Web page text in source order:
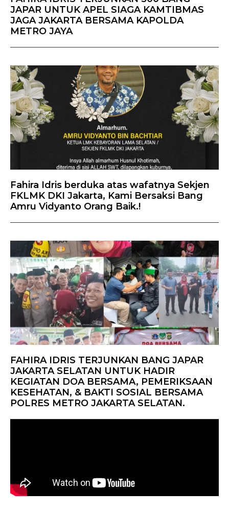
JAPAR UNTUK APEL SIAGA KAMTIBMAS
JAGA JAKARTA BERSAMA KAPOLDA
METRO JAYA
Fahira Idris berduka atas wafatnya Sekjen
FKLMK DKI Jakarta, Kami Bersaksi Bang
Amru Vidyanto Orang Baik.!
FAHIRA IDRIS TERJUNKAN BANG JAPAR
JAKARTA SELATAN UNTUK HADIR
KEGIATAN DOA BERSAMA, PEMERIKSAAN
KESEHATAN, & BAKTI SOSIAL BERSAMA
POLRES METRO JAKARTA SELATAN.